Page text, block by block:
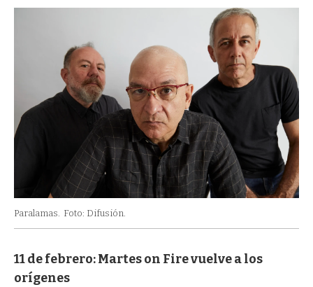
Paralamas. Foto: Difusión.
11 de febrero: Martes on Fire vuelve a los
orígenes